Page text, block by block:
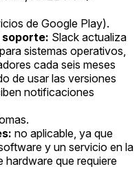
de Google Play).
soporte: Slack actualiza
sistemas operativos,
cada seis meses
de usar las versiones
notificaciones
no aplicable, ya que
y un servicio en la
hardware que requiere